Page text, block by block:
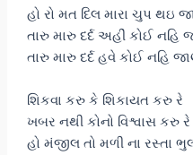
હો રો મત દિલ મારા ચુપ થઇ
તારુ મારુ દર્દ અહીં કોઈ નહિ
તારુ મારુ દર્દ હવે કોઈ નહિ
શિકવા કરુ કે શિકાયત કરુ રે
ખબર નથી કોનો વિશ્વાસ કરુ રે
હો મંજીલ તો મળી ના રસ્તા